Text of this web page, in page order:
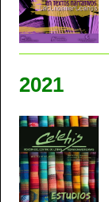
2021